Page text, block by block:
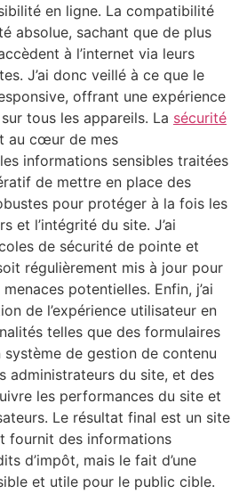
en ligne. La compatibilité
absolue, sachant que de plus
à l’internet via leurs
J’ai donc veillé à ce que le
offrant une expérience
tous les appareils. La sécurité
au cœur de mes
informations sensibles traitées
de mettre en place des
pour protéger à la fois les
et l’intégrité du site. J’ai
de sécurité de pointe et
régulièrement mis à jour pour
potentielles. Enfin, j’ai
de l’expérience utilisateur en
telles que des formulaires
de gestion de contenu
administrateurs du site, et des
les performances du site et
Le résultat final est un site
fournit des informations
d’impôt, mais le fait d’une
et utile pour le public cible.